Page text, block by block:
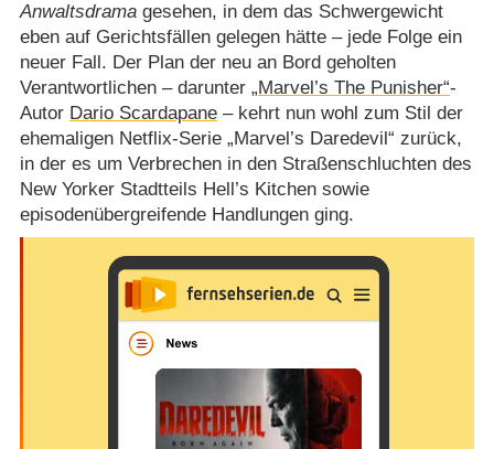
Anwaltsdramagesehen, in dem das Schwergewicht
eben auf Gerichtsfällen gelegen hätte – jede Folge ein
neuer Fall. Der Plan der neu an Bord geholten
Verantwortlichen – darunter „Marvel’s The Punisher“-
Autor Dario Scardapane– kehrt nun wohl zum Stil der
ehemaligen Netflix-Serie „Marvel’s Daredevil“ zurück,
in der es um Verbrechen in den Straßenschluchten des
New Yorker Stadtteils Hell’s Kitchen sowie
episodenübergreifende Handlungen ging.